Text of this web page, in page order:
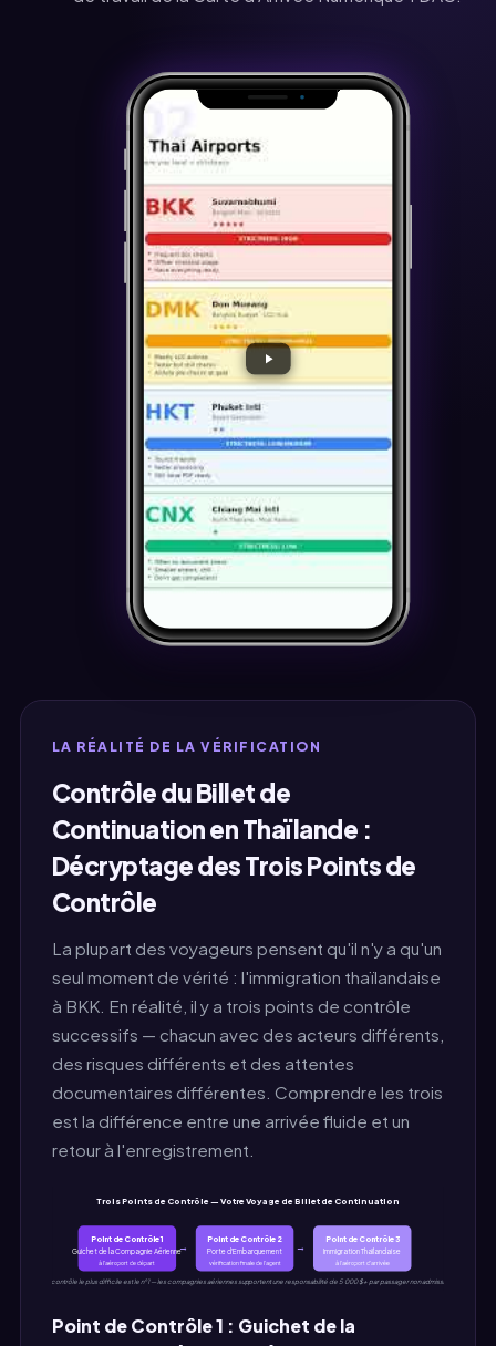
LA RÉALITÉ DE LA VÉRIFICATION
Contrôle du Billet de
Continuation en Thaïlande :
Décryptage des Trois Points de
Contrôle
La plupart des voyageurs pensent qu'il n'y a qu'un
seul moment de vérité : l'immigration thaïlandaise
à BKK. En réalité, il y a trois points de contrôle
successifs — chacun avec des acteurs différents,
des risques différents et des attentes
documentaires différentes. Comprendre les trois
est la différence entre une arrivée fluide et un
retour à l'enregistrement.
Trois Points de Contrôle — Votre Voyage de Billet de Continuation
Point de Contrôle 1
Guichet de la Compagnie Aérienne
à l'aéroport de départ
→
Point de Contrôle 2
Porte d'Embarquement
vérification finale de l'agent
→
Point de Contrôle 3
Immigration Thaïlandaise
à l'aéroport d'arrivée
Le contrôle le plus difficile est le n°1 — les compagnies aériennes supportent une responsabilité de 5 000 $+ par passager non admissible
Point de Contrôle 1 : Guichet de la